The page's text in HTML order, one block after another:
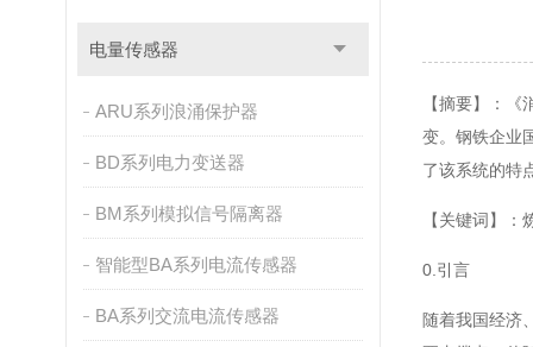
电量传感器
ARU系列浪涌保护器
BD系列电力变送器
BM系列模拟信号隔离器
智能型BA系列电流传感器
BA系列交流电流传感器
【摘要】：
变。钢铁企业
了该系统的特
【关键词】
0.引言
随着我国经济